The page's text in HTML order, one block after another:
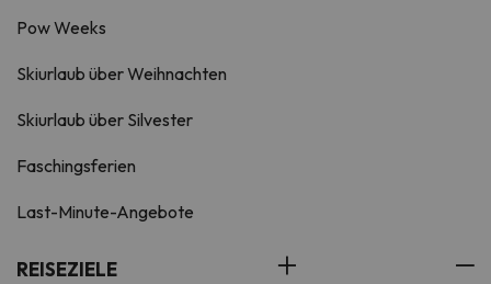
Pow Weeks
Skiurlaub über Weihnachten
Skiurlaub über Silvester
Faschingsferien
Last-Minute-Angebote
REISEZIELE